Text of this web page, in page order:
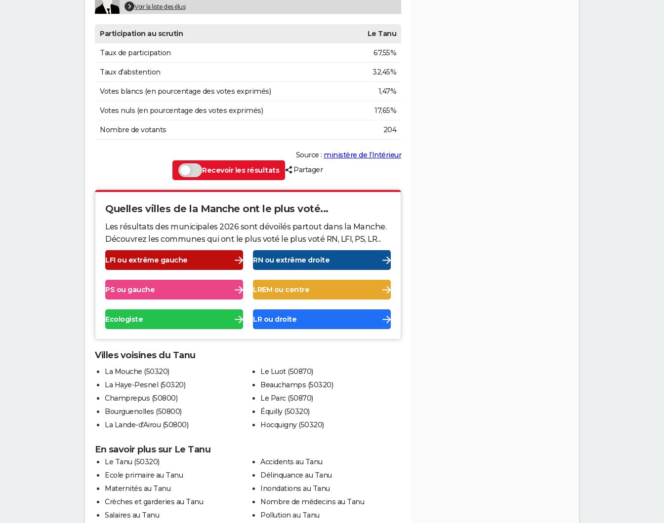
Voir la liste des élus
Participation au scrutin Le Tanu
Taux de participation 67,55%
Taux d'abstention 32,45%
Votes blancs (en pourcentage des votes exprimés) 1,47%
Votes nuls (en pourcentage des votes exprimés) 17,65%
Nombre de votants 204
Source : ministère de l’Intérieur
Recevoir les résultats
Partager
Quelles villes de la Manche ont le plus voté...
Les résultats des municipales 2026 sont dévoilés partout dans la Manche.
Découvrez les communes qui ont le plus voté le plus voté RN, LFI, PS, LR...
LFI ou extrême gauche RN ou extrême droite
PS ou gauche LREM ou centre
Ecologiste LR ou droite
Villes voisines du Tanu
La Mouche (50320)
La Haye-Pesnel (50320)
Champrepus (50800)
Bourguenolles (50800)
La Lande-d'Airou (50800)
Le Luot (50870)
Beauchamps (50320)
Le Parc (50870)
Équilly (50320)
Hocquigny (50320)
En savoir plus sur Le Tanu
Le Tanu (50320)
Ecole primaire au Tanu
Maternités au Tanu
Crèches et garderies au Tanu
Salaires au Tanu
Accidents au Tanu
Délinquance au Tanu
Inondations au Tanu
Nombre de médecins au Tanu
Pollution au Tanu